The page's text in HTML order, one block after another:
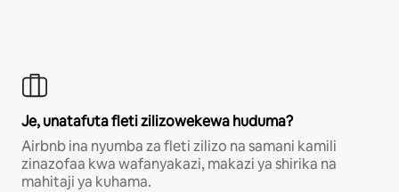
Je, unatafuta fleti zilizowekewa huduma?
Airbnb ina nyumba za fleti zilizo na samani kamili
zinazofaa kwa wafanyakazi, makazi ya shirika na
mahitaji ya kuhama.